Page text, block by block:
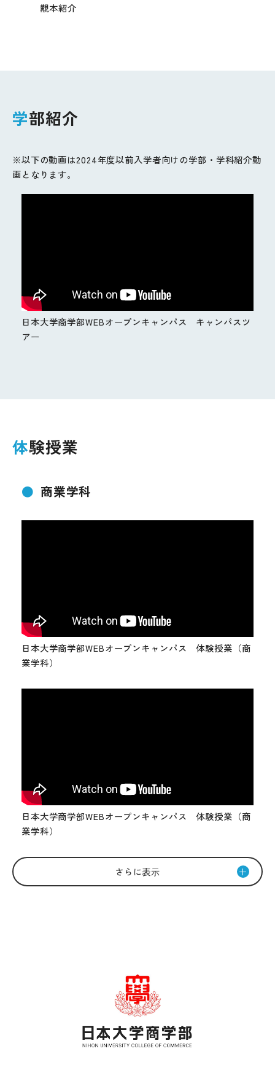
覯本紹介
学部紹介
※以下の動画は2024年度以前入学者向けの学部・学科紹介動
画となります。
日本大学商学部WEBオープンキャンパス キャンパスツ
アー
体験授業
商業学科
日本大学商学部WEBオープンキャンパス 体験授業（商
業学科）
日本大学商学部WEBオープンキャンパス 体験授業（商
業学科）
さらに表⽰